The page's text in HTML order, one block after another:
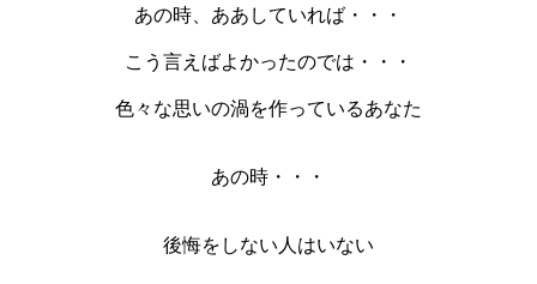
あの時、ああしていれば・・・
こう言えばよかったのでは・・・
色々な思いの渦を作っているあなた
あの時・・・
後悔をしない人はいない